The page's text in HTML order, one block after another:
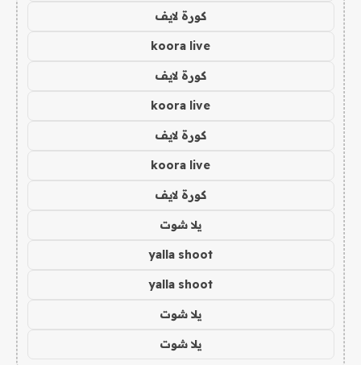
كورة لايف
koora live
كورة لايف
koora live
كورة لايف
koora live
كورة لايف
يلا شوت
yalla shoot
yalla shoot
يلا شوت
يلا شوت